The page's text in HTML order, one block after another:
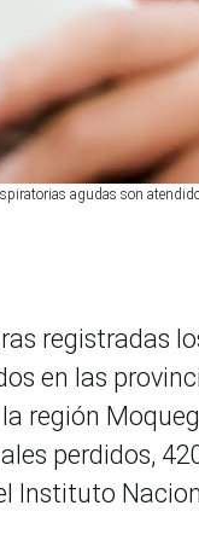
agudas son
registradas
en las
región
perdidos,
Instituto